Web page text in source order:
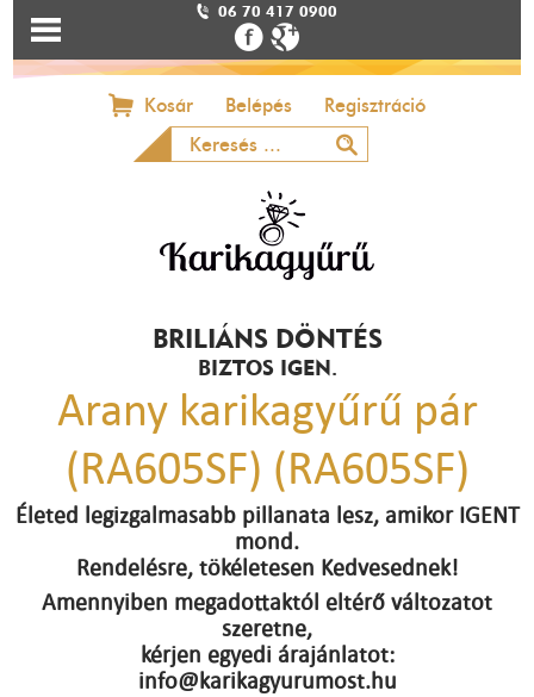
06 70 417 0900
Kosár Belépés Regisztráció
BRILIÁNS DÖNTÉS
BIZTOS IGEN.
Arany karikagyűrű pár
(RA605SF) (RA605SF)
Életed legizgalmasabb pillanata lesz, amikor IGENT
mond.
Rendelésre, tökéletesen Kedvesednek!
Amennyiben megadottaktól eltérő változatot
szeretne,
kérjen egyedi árajánlatot:
info@karikagyurumost.hu